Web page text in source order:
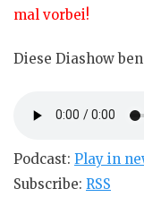
mal vorbei!
Diese Diashow
Podcast: Play in
Subscribe: RSS